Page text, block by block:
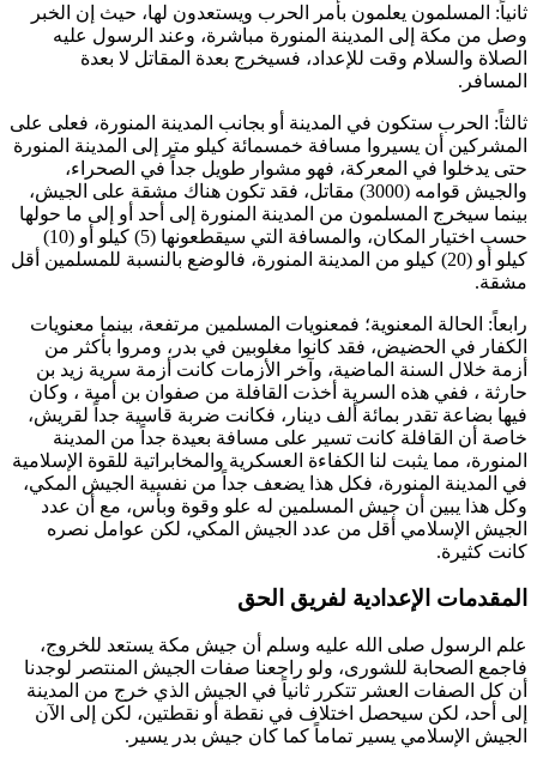
ثانياً: المسلمون يعلمون بأمر الحرب ويستعدون لها، حيث إن الخبر
وصل من مكة إلى المدينة المنورة مباشرة، وعند الرسول عليه
الصلاة والسلام وقت للإعداد، فسيخرج بعدة المقاتل لا بعدة
المسافر.
ثالثاً: الحرب ستكون في المدينة أو بجانب المدينة المنورة، فعلى على
المشركين أن يسيروا مسافة خمسمائة كيلو متر إلى المدينة المنورة
حتى يدخلوا في المعركة، فهو مشوار طويل جداً في الصحراء،
والجيش قوامه (3000) مقاتل، فقد تكون هناك مشقة على الجيش،
بينما سيخرج المسلمون من المدينة المنورة إلى أحد أو إلى ما حولها
حسب اختيار المكان، والمسافة التي سيقطعونها (5) كيلو أو (10)
كيلو أو (20) كيلو من المدينة المنورة، فالوضع بالنسبة للمسلمين أقل
مشقة.
رابعاً: الحالة المعنوية؛ فمعنويات المسلمين مرتفعة، بينما معنويات
الكفار في الحضيض، فقد كانوا مغلوبين في بدر، ومروا بأكثر من
أزمة خلال السنة الماضية، وآخر الأزمات كانت أزمة سرية زيد بن
حارثة ، ففي هذه السرية أخذت القافلة من صفوان بن أمية ، وكان
فيها بضاعة تقدر بمائة ألف دينار، فكانت ضربة قاسية جداً لقريش،
خاصة أن القافلة كانت تسير على مسافة بعيدة جداً من المدينة
المنورة، مما يثبت لنا الكفاءة العسكرية والمخابراتية للقوة الإسلامية
في المدينة المنورة، فكل هذا يضعف جداً من نفسية الجيش المكي،
وكل هذا يبين أن جيش المسلمين له علو وقوة وبأس، مع أن عدد
الجيش الإسلامي أقل من عدد الجيش المكي، لكن عوامل نصره
كانت كثيرة.
المقدمات الإعدادية لفريق الحق
علم الرسول صلى الله عليه وسلم أن جيش مكة يستعد للخروج،
فاجمع الصحابة للشورى، ولو راجعنا صفات الجيش المنتصر لوجدنا
أن كل الصفات العشر تتكرر ثانياً في الجيش الذي خرج من المدينة
إلى أحد، لكن سيحصل اختلاف في نقطة أو نقطتين، لكن إلى الآن
الجيش الإسلامي يسير تماماً كما كان جيش بدر يسير.